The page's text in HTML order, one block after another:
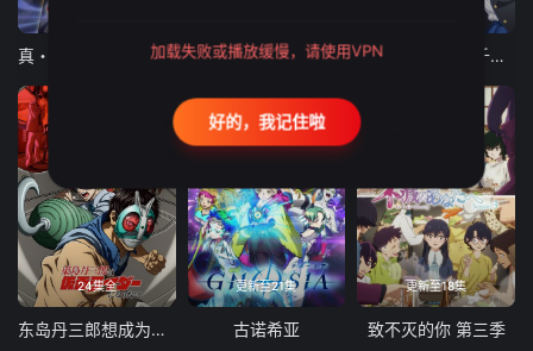
真・进化果 实不知不觉踏上胜利的人生 东京猫猫 NEW～♡ 弹珠汽水瓶里的千岁同学
24集全
东岛丹三郎想成为假面骑士
更新至21集
古诺希亚
更新至18集
致不灭的你 第三季
加载失败或播放缓慢，请使用VPN
好的，我记住啦